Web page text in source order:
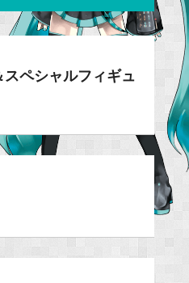
スペシャルフィギュ